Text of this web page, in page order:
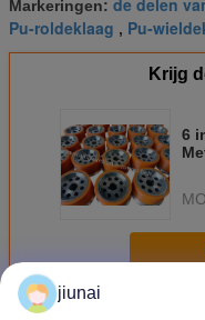
Markeringen:
Pu-roldeklaag , Pu-
Krijg
6
MeerPolyurethaanwielen
jiunai